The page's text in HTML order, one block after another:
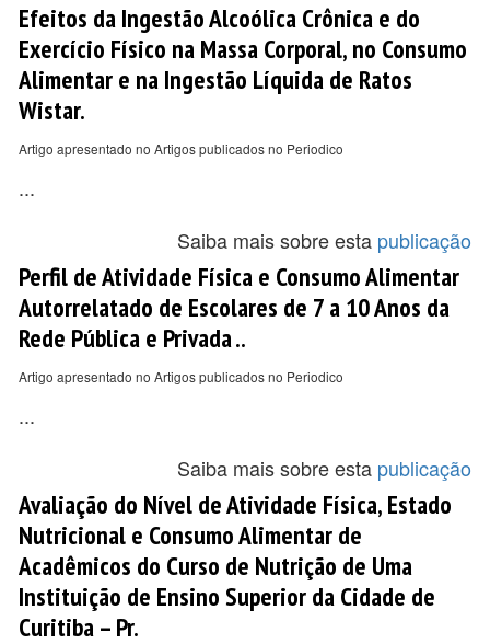
Efeitos da Ingestão Alcoólica Crônica e do
Exercício Físico na Massa Corporal, no Consumo
Alimentar e na Ingestão Líquida de Ratos
Wistar.
Artigo apresentado no Artigos publicados no Periodico
...
Saiba mais sobre esta publicação
Perfil de Atividade Física e Consumo Alimentar
Autorrelatado de Escolares de 7 a 10 Anos da
Rede Pública e Privada ..
Artigo apresentado no Artigos publicados no Periodico
...
Saiba mais sobre esta publicação
Avaliação do Nível de Atividade Física, Estado
Nutricional e Consumo Alimentar de
Acadêmicos do Curso de Nutrição de Uma
Instituição de Ensino Superior da Cidade de
Curitiba – Pr.